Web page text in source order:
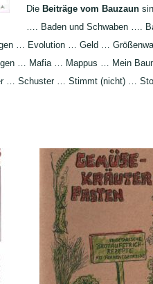
Die Beiträge vom Bauzaun
…. Baden und Schwaben ….
… Evolution … Geld …
… Mafia … Mappus … Mein
… Schuster … Stimmt (nicht) …